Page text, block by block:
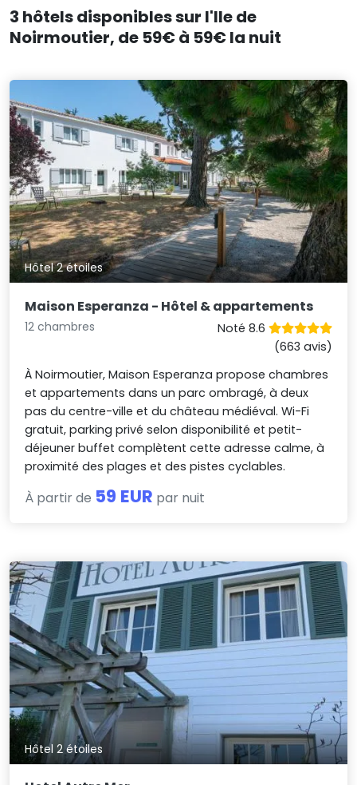
3 hôtels disponibles sur l'Ile de
Noirmoutier, de 59€ à 59€ la nuit
Hôtel 2 étoiles
Maison Esperanza - Hôtel & appartements
12 chambres
Noté 8.6
(663 avis)
À Noirmoutier, Maison Esperanza propose chambres
et appartements dans un parc ombragé, à deux
pas du centre-ville et du château médiéval. Wi-Fi
gratuit, parking privé selon disponibilité et petit-
déjeuner buffet complètent cette adresse calme, à
proximité des plages et des pistes cyclables.
À partir de 59 EUR par nuit
Hôtel 2 étoiles